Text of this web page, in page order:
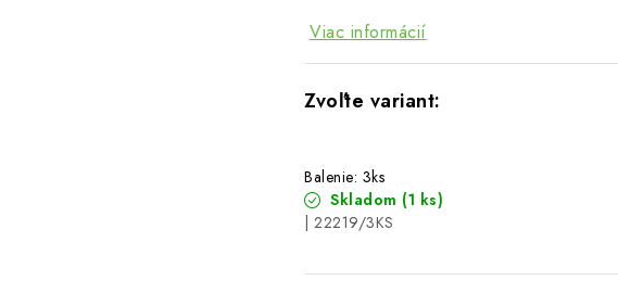
Viac informácií
Balenie: 3ks
Skladom (1 ks)
| 22219/3KS